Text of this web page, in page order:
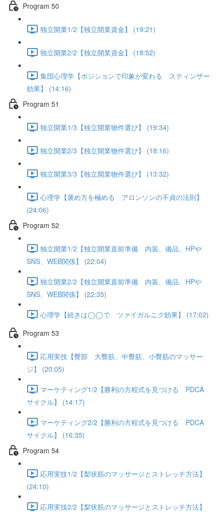
Program 50
独立開業1/2【独立開業資金】 (19:21)
独立開業2/2【独立開業資金】 (18:52)
集団心理学【ポジションで印象が変わる スティンザー
効果】 (14:16)
Program 51
独立開業1/3【独立開業物件選び】 (19:34)
独立開業2/3【独立開業物件選び】 (18:16)
独立開業3/3【独立開業物件選び】 (13:32)
心理学【褒め方を極める アロンソンの不貞の法則】
(24:06)
Program 52
独立開業1/2【独立開業直前準備 内装、備品、HPや
SNS、WEB関係】 (22:04)
独立開業2/2【独立開業直前準備 内装、備品、HPや
SNS、WEB関係】 (22:35)
心理学【続きは◯◯で ツァイガルニク効果】 (17:02)
Program 53
応用実技【臀部 大臀筋、中臀筋、小臀筋のマッサー
ジ】 (20:05)
マーケティング1/2【勝利の方程式を見つける PDCA
サイクル】 (14:17)
マーケティング2/2【勝利の方程式を見つける PDCA
サイクル】 (16:35)
Program 54
応用実技1/2【梨状筋のマッサージとストレッチ方法】
(24:10)
応用実技2/2【梨状筋のマッサージとストレッチ方法】